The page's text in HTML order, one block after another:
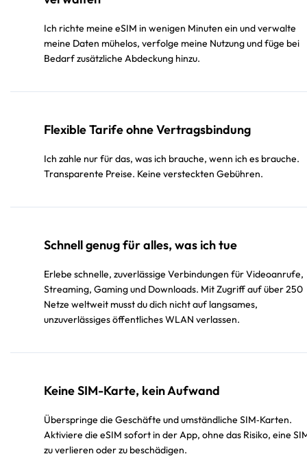
Ich richte meine eSIM in wenigen Minuten ein und verwalte
meine Daten mühelos, verfolge meine Nutzung und füge bei
Bedarf zusätzliche Abdeckung hinzu.
Flexible Tarife ohne Vertragsbindung
Ich zahle nur für das, was ich brauche, wenn ich es brauche.
Transparente Preise. Keine versteckten Gebühren.
Schnell genug für alles, was ich tue
Erlebe schnelle, zuverlässige Verbindungen für Videoanrufe,
Streaming, Gaming und Downloads. Mit Zugriff auf über 250
Netze weltweit musst du dich nicht auf langsames,
unzuverlässiges öffentliches WLAN verlassen.
Keine SIM-Karte, kein Aufwand
Überspringe die Geschäfte und umständliche SIM‑Karten.
Aktiviere die eSIM sofort in der App, ohne das Risiko, eine
zu verlieren oder zu beschädigen.